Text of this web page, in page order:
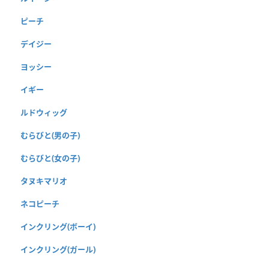
ピーチ
デイジー
ヨッシー
イギー
ルドウィッグ
むらびと(男の子)
むらびと(女の子)
タヌキマリオ
ネコピーチ
インクリング(ボーイ)
インクリング(ガール)